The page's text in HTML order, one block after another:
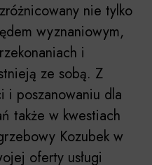
nie tylko
wyznaniowym,
i
ze sobą. Z
i poszanowaniu dla
także w kwestiach
Kozubek w
oferty usługi